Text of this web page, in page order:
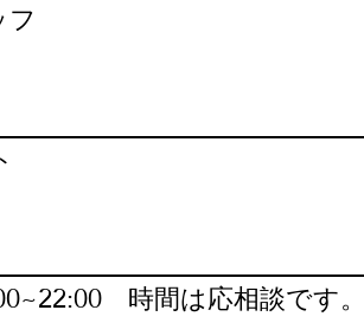
時間は応相談です。